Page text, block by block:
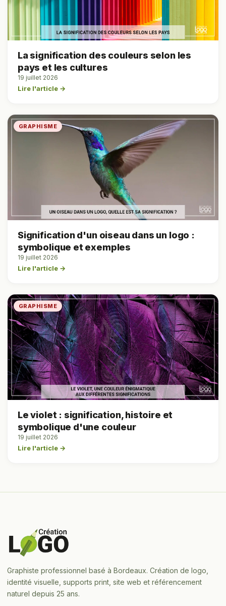
La signification des couleurs selon les
pays et les cultures
19 juillet 2026
Lire l'article →
GRAPHISME
Signification d'un oiseau dans un logo :
symbolique et exemples
19 juillet 2026
Lire l'article →
GRAPHISME
Le violet : signification, histoire et
symbolique d'une couleur
19 juillet 2026
Lire l'article →
Graphiste professionnel basé à Bordeaux. Création de logo,
identité visuelle, supports print, site web et référencement
naturel depuis 25 ans.